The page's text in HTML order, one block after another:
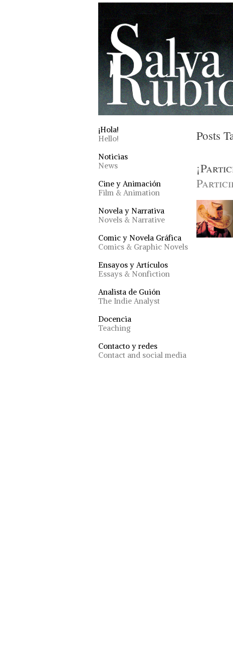
¡Hola!
Hello!
Noticias
News
Cine y Animación
Film & Animation
Novela y Narrativa
Novels & Narrative
Comic y Novela Gráfica
Comics & Graphic Novels
Ensayos y Artículos
Essays & Nonfiction
Analista de Guión
The Indie Analyst
Docencia
Teaching
Contacto y redes
Contact and social media
Posts